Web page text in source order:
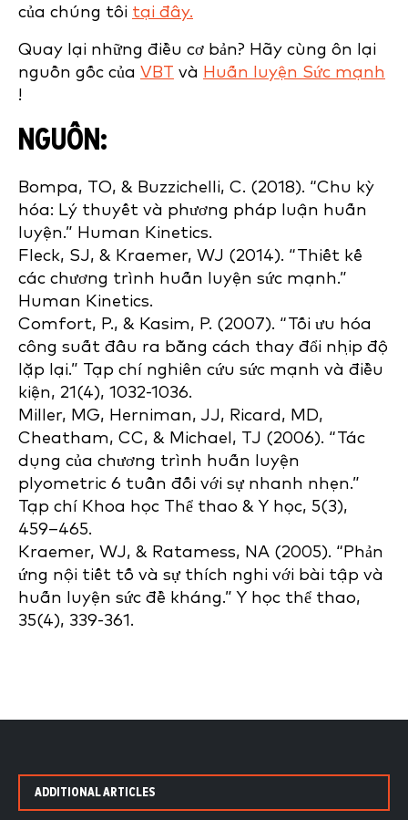
của chúng tôi tại đây.
Quay lại những điều cơ bản? Hãy cùng ôn lại
nguồn gốc của VBT và Huấn luyện Sức mạnh
!
NGUỒN:
Bompa, TO, & Buzzichelli, C. (2018). “Chu kỳ
hóa: Lý thuyết và phương pháp luận huấn
luyện.” Human Kinetics.
Fleck, SJ, & Kraemer, WJ (2014). “Thiết kế
các chương trình huấn luyện sức mạnh.”
Human Kinetics.
Comfort, P., & Kasim, P. (2007). “Tối ưu hóa
công suất đầu ra bằng cách thay đổi nhịp độ
lặp lại.” Tạp chí nghiên cứu sức mạnh và điều
kiện, 21(4), 1032-1036.
Miller, MG, Herniman, JJ, Ricard, MD,
Cheatham, CC, & Michael, TJ (2006). “Tác
dụng của chương trình huấn luyện
plyometric 6 tuần đối với sự nhanh nhẹn.”
Tạp chí Khoa học Thể thao & Y học, 5(3),
459–465.
Kraemer, WJ, & Ratamess, NA (2005). “Phản
ứng nội tiết tố và sự thích nghi với bài tập và
huấn luyện sức đề kháng.” Y học thể thao,
35(4), 339-361.
ADDITIONAL ARTICLES